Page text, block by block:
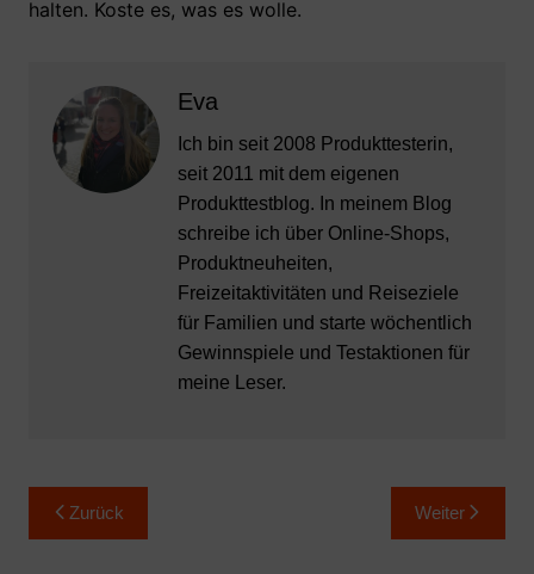
halten. Koste es, was es wolle.
Eva
Ich bin seit 2008 Produkttesterin,
seit 2011 mit dem eigenen
Produkttestblog. In meinem Blog
schreibe ich über Online-Shops,
Produktneuheiten,
Freizeitaktivitäten und Reiseziele
für Familien und starte wöchentlich
Gewinnspiele und Testaktionen für
meine Leser.
Beitragsnavigation
Zurück Weiter